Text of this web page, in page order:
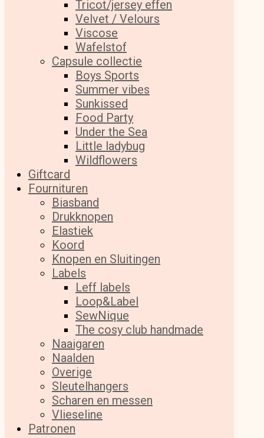
Tricot/jersey effen
Velvet / Velours
Viscose
Wafelstof
Capsule collectie
Boys Sports
Summer vibes
Sunkissed
Food Party
Under the Sea
Little ladybug
Wildflowers
Giftcard
Fournituren
Biasband
Drukknopen
Elastiek
Koord
Knopen en Sluitingen
Labels
Leff labels
Loop&Label
SewNique
The cosy club handmade
Naaigaren
Naalden
Overige
Sleutelhangers
Scharen en messen
Vlieseline
Patronen